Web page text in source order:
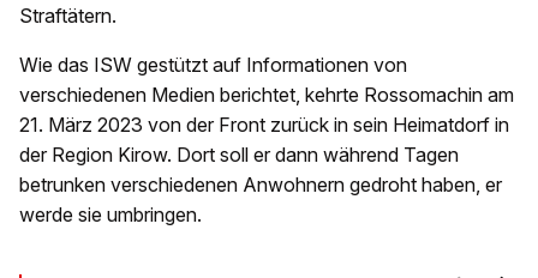
Straftätern.
Wie das ISW gestützt auf Informationen von
verschiedenen Medien berichtet, kehrte Rossomachin am
21. März 2023 von der Front zurück in sein Heimatdorf in
der Region Kirow. Dort soll er dann während Tagen
betrunken verschiedenen Anwohnern gedroht haben, er
werde sie umbringen.